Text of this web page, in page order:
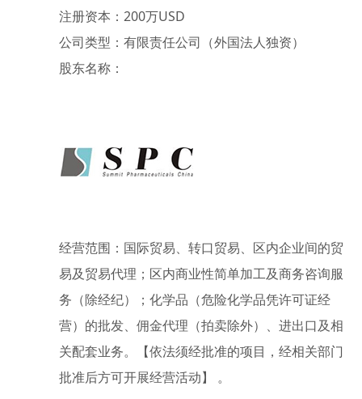
注册资本：200万USD
公司类型：有限责任公司（外国法人独资）
股东名称：
经营范围：国际贸易、转口贸易、区内企业间的贸
易及贸易代理；区内商业性简单加工及商务咨询服
务（除经纪）；化学品（危险化学品凭许可证经
营）的批发、佣金代理（拍卖除外）、进出口及相
关配套业务。【依法须经批准的项目，经相关部门
批准后方可开展经营活动】 。